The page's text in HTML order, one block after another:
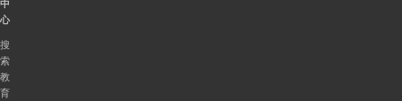
中
心
搜
索
教
育